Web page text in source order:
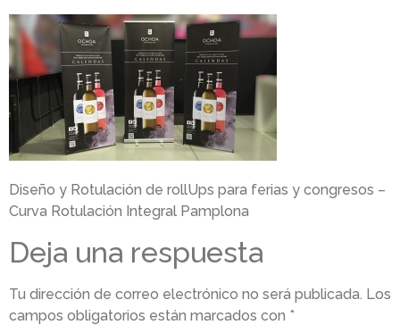
Diseño y Rotulación de rollUps para ferias y congresos –
Curva Rotulación Integral Pamplona
Deja una respuesta
Tu dirección de correo electrónico no será publicada. Los
campos obligatorios están marcados con *